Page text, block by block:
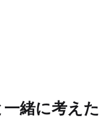
緒に考えた